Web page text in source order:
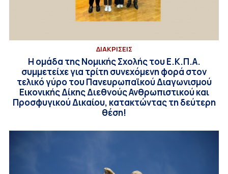
ΔΙΑΚΡΙΣΕΙΣ
Η ομάδα της Νομικής Σχολής του Ε.Κ.Π.Α.
συμμετείχε για τρίτη συνεχόμενη φορά στον
τελικό γύρο του Πανευρωπαϊκού Διαγωνισμού
Εικονικής Δίκης Διεθνούς Ανθρωπιστικού και
Προσφυγικού Δικαίου, κατακτώντας τη δεύτερη
θέση!